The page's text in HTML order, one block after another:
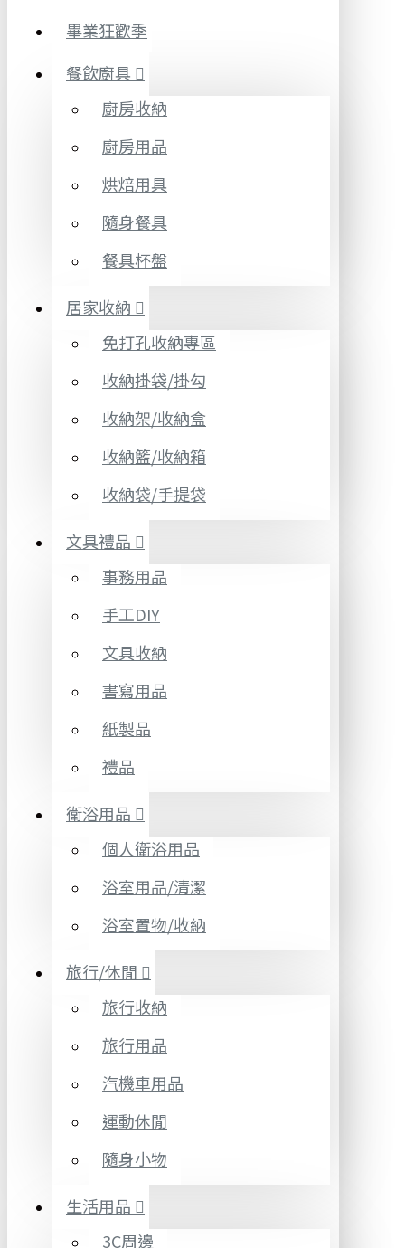
畢業狂歡季
餐飲廚具
廚房收納
廚房用品
烘焙用具
隨身餐具
餐具杯盤
居家收納
免打孔收納專區
收納掛袋/掛勾
收納架/收納盒
收納籃/收納箱
收納袋/手提袋
文具禮品
事務用品
手工DIY
文具收納
書寫用品
紙製品
禮品
衛浴用品
個人衛浴用品
浴室用品/清潔
浴室置物/收納
旅行/休閒
旅行收納
旅行用品
汽機車用品
運動休閒
隨身小物
生活用品
3C周邊